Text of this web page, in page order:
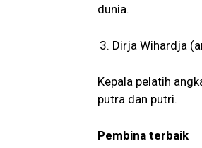
dunia.
Dirja Wihardja
Kepala pelatih
putra dan putri.
Pembina terbaik